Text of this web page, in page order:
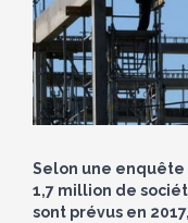
Selon une
1,7 million de
sont prévus en